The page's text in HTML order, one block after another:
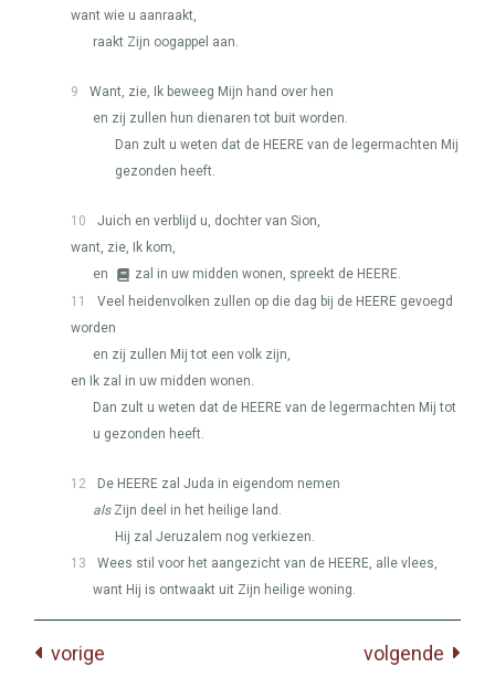
want wie u aanraakt,
raakt Zijn oogappel aan.
9
Want, zie, Ik beweeg Mijn hand over hen
en zij zullen hun dienaren tot buit worden.
Dan zult u weten dat de HEERE van de legermachten Mij
gezonden heeft.
10
Juich en verblijd u, dochter van Sion,
want, zie, Ik kom,
en
zal in uw midden wonen, spreekt de HEERE.
11
Veel heidenvolken zullen op die dag bij de HEERE gevoegd
worden
en zij zullen Mij tot een volk zijn,
en Ik zal in uw midden wonen.
Dan zult u weten dat de HEERE van de legermachten Mij tot
u gezonden heeft.
12 De HEERE zal Juda in eigendom nemen
alsZijn deel in het heilige land.
Hij zal Jeruzalem nog verkiezen.
13
Wees stil voor het aangezicht van de HEERE, alle vlees,
want Hij is ontwaakt uit Zijn heilige woning.
vorige volgende